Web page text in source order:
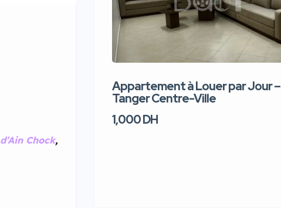
d’Ain Chock,
Appartement à Louer par Jour –
Tanger Centre-Ville
1,000 DH